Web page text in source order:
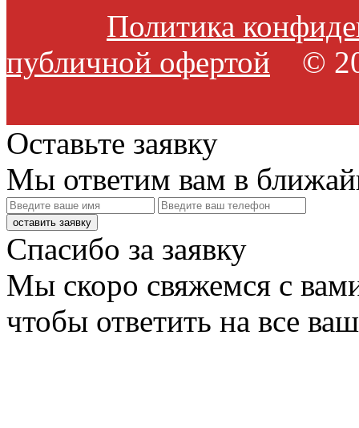
Политика
публичной офертой ©
Оставьте заявку
Мы ответим вам в
оставить заявку
Спасибо за заявку
Мы скоро свяжемся с
чтобы ответить на все